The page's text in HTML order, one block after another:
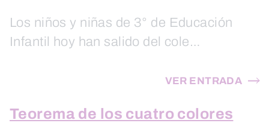
Los niños y niñas de 3° de Educación
Infantil hoy han salido del cole…
VER ENTRADA
Teorema de los cuatro colores